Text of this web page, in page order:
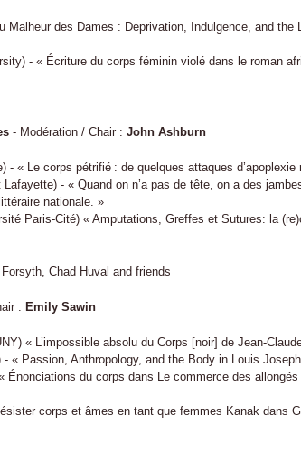
Malheur des Dames : Deprivation, Indulgence, and the
- « Écriture du corps féminin violé dans le roman
- Modération / Chair : John Ashburn
- « Le corps pétrifié : de quelques attaques
- « Quand on n’a pas de tête, on a des
nationale. »
Paris-Cité) « Amputations, Greffes et Sutures: la
Chad Huval and friends
: Emily Sawin
« L’impossible absolu du Corps [noir] de Jean-
« Passion, Anthropology, and the Body in Louis
Énonciations du corps dans Le commerce des
corps et âmes en tant que femmes Kanak dans